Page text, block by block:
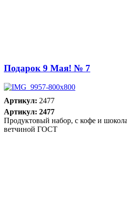
Подарок 9 Мая! № 7
Артикул: 2477
Артикул: 2477
Продуктовый набор, с кофе и
ветчиной ГОСТ